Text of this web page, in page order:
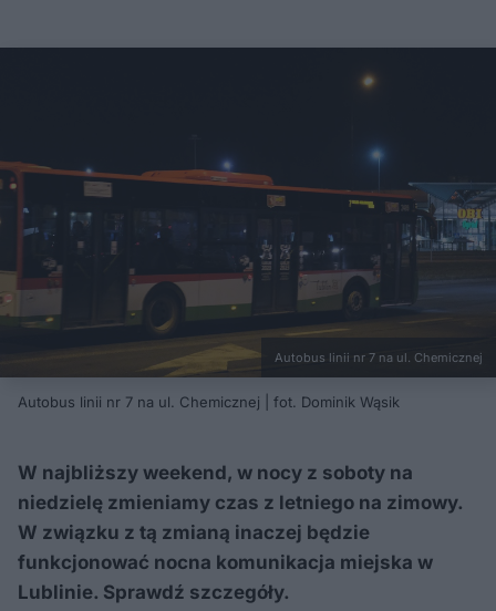
Autobus linii nr 7 na ul. Chemicznej
Autobus linii nr 7 na ul. Chemicznej | fot. Dominik Wąsik
W najbliższy weekend, w nocy z soboty na
niedzielę zmieniamy czas z letniego na zimowy.
W związku z tą zmianą inaczej będzie
funkcjonować nocna komunikacja miejska w
Lublinie. Sprawdź szczegóły.